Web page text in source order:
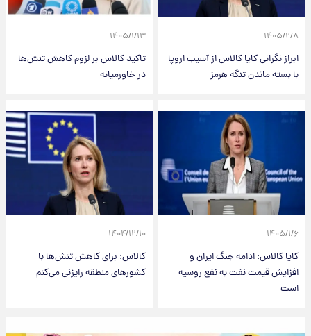
۱۴۰۵/۲/۸
ابراز نگرانی کایا کالاس از آسیب اروپا
با بسته ماندن تنگه هرمز
۱۴۰۵/۱/۱۳
تاکید کالاس بر لزوم کاهش تنش‌ها
در خاورمیانه
۱۴۰۵/۱/۶
کایا کالاس: ادامه جنگ ایران و
افزایش قیمت نفت به نفع روسیه
است
۱۴۰۴/۱۲/۱۰
کالاس: برای کاهش تنش‌ها با
کشورهای منطقه رایزنی می‌کنم